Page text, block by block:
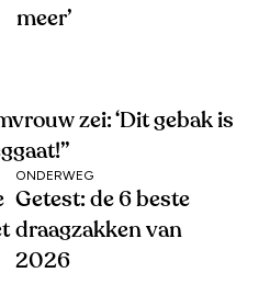
meer’
zei: ‘Dit gebak is
ONDERWEG
Getest: de 6 beste
draagzakken van
2026